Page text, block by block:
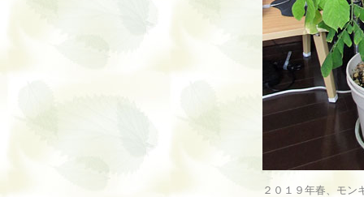
２０１９年春、モン